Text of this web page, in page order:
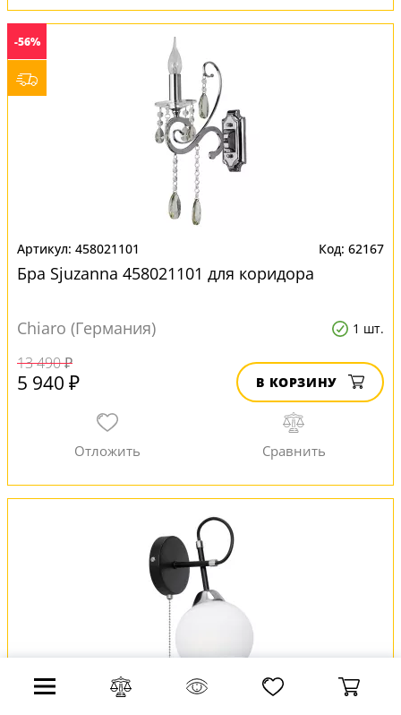
-56%
458021101 62167
Бра Sjuzanna 458021101 для коридора
Chiaro (Германия) 1 шт.
13 490 ₽
5 940 ₽ В КОРЗИНУ